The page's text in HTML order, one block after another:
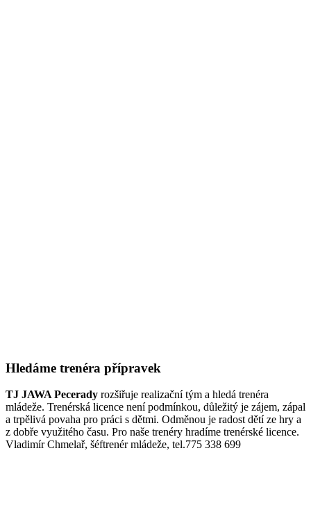
Hledáme trenéra přípravek
TJ JAWA Pecerady rozšiřuje realizační tým a hledá trenéra
mládeže. Trenérská licence není podmínkou, důležitý je zájem, zápal
a trpělivá povaha pro práci s dětmi. Odměnou je radost dětí ze hry a
z dobře využitého času. Pro naše trenéry hradíme trenérské licence.
Vladimír Chmelař, šéftrenér mládeže, tel.775 338 699